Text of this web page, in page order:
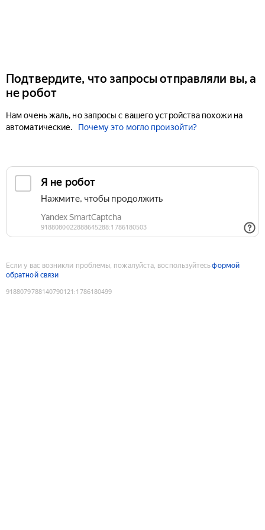
Подтвердите, что запросы отправляли вы, а
не робот
Нам очень жаль, но запросы с вашего устройства похожи на
автоматические.
Почему это могло произойти?
Если у вас возникли проблемы, пожалуйста, воспользуйтесьформой
обратной связи
9188079788140790121 :1786180499